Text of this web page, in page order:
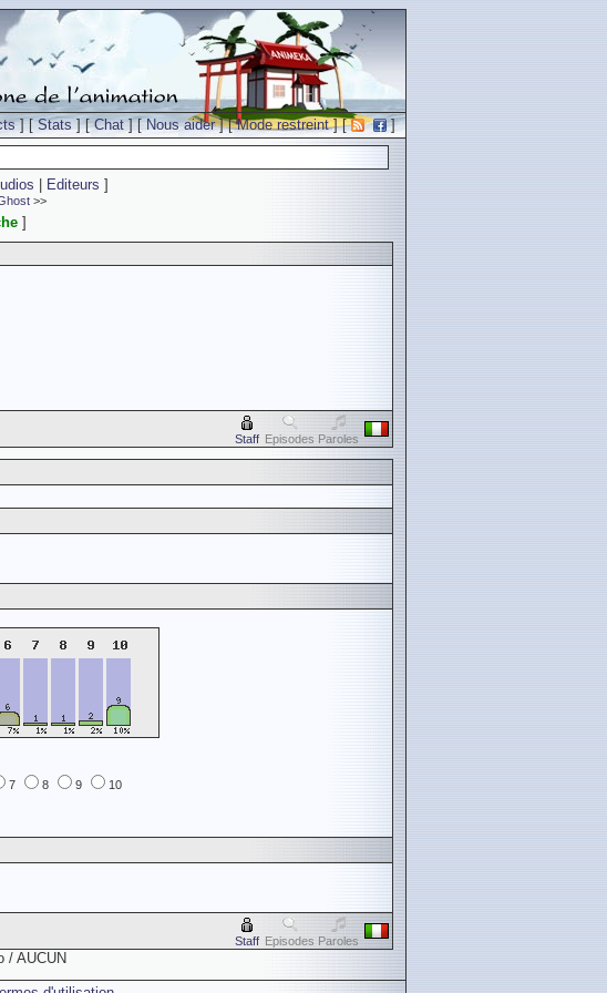
] [Stats] [Chat] [Nous aider] [Mode restreint] [ ]
Editeurs ]
>>
]
Staff Episodes Paroles
7 8 9 10
Staff Episodes Paroles
/ AUCUN